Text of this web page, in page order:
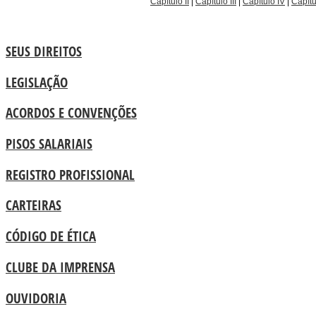
SEUS DIREITOS
LEGISLAÇÃO
ACORDOS E CONVENÇÕES
PISOS SALARIAIS
REGISTRO PROFISSIONAL
CARTEIRAS
CÓDIGO DE ÉTICA
CLUBE DA IMPRENSA
OUVIDORIA